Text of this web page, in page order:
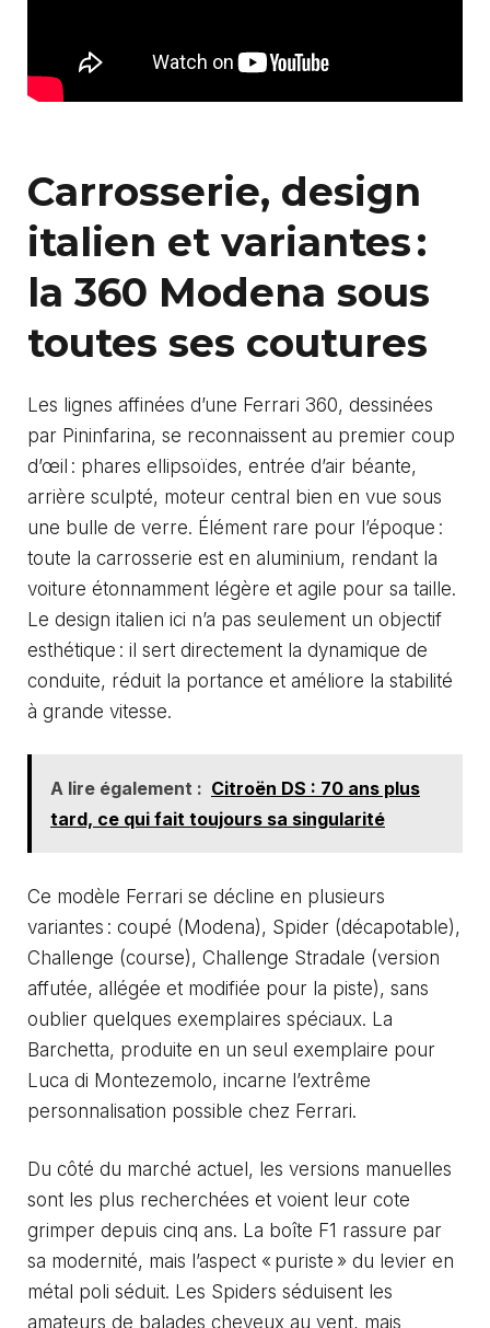
Carrosserie, design
italien et variantes :
la 360 Modena sous
toutes ses coutures
Les lignes affinées d’une Ferrari 360, dessinées
par Pininfarina, se reconnaissent au premier coup
d’œil : phares ellipsoïdes, entrée d’air béante,
arrière sculpté, moteur central bien en vue sous
une bulle de verre. Élément rare pour l’époque :
toute la carrosserie est en aluminium, rendant la
voiture étonnamment légère et agile pour sa taille.
Le design italien ici n’a pas seulement un objectif
esthétique : il sert directement la dynamique de
conduite, réduit la portance et améliore la stabilité
à grande vitesse.
A lire également : Citroën DS : 70 ans plus
tard, ce qui fait toujours sa singularité
Ce modèle Ferrari se décline en plusieurs
variantes : coupé (Modena), Spider (décapotable),
Challenge (course), Challenge Stradale (version
affutée, allégée et modifiée pour la piste), sans
oublier quelques exemplaires spéciaux. La
Barchetta, produite en un seul exemplaire pour
Luca di Montezemolo, incarne l’extrême
personnalisation possible chez Ferrari.
Du côté du marché actuel, les versions manuelles
sont les plus recherchées et voient leur cote
grimper depuis cinq ans. La boîte F1 rassure par
sa modernité, mais l’aspect « puriste » du levier en
métal poli séduit. Les Spiders séduisent les
amateurs de balades cheveux au vent, mais